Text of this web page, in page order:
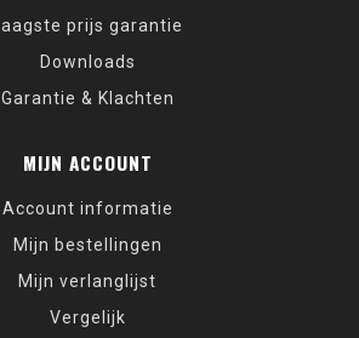
Laagste prijs garantie
Downloads
Garantie & Klachten
MIJN ACCOUNT
Account informatie
Mijn bestellingen
Mijn verlanglijst
Vergelijk